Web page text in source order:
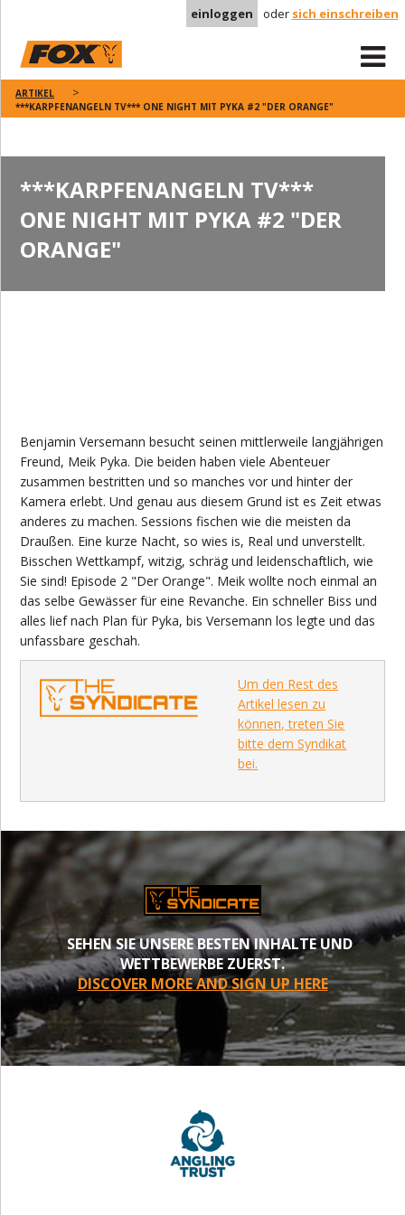
einloggen oder sich einschreiben
ARTIKEL
***KARPFENANGELN TV*** ONE NIGHT MIT PYKA #2 "DER ORANGE"
***KARPFENANGELN TV***
ONE NIGHT MIT PYKA #2 "DER
ORANGE"
Benjamin Versemann besucht seinen mittlerweile langjährigen
Freund, Meik Pyka. Die beiden haben viele Abenteuer
zusammen bestritten und so manches vor und hinter der
Kamera erlebt. Und genau aus diesem Grund ist es Zeit etwas
anderes zu machen. Sessions fischen wie die meisten da
Draußen. Eine kurze Nacht, so wies is, Real und unverstellt.
Bisschen Wettkampf, witzig, schräg und leidenschaftlich, wie
Sie sind! Episode 2 "Der Orange". Meik wollte noch einmal an
das selbe Gewässer für eine Revanche. Ein schneller Biss und
alles lief nach Plan für Pyka, bis Versemann los legte und das
unfassbare geschah.
Um den Rest des
Artikel lesen zu
können, treten Sie
bitte dem Syndikat
bei.
SEHEN SIE UNSERE BESTEN INHALTE UND
WETTBEWERBE ZUERST.
DISCOVER MORE AND SIGN UP HERE